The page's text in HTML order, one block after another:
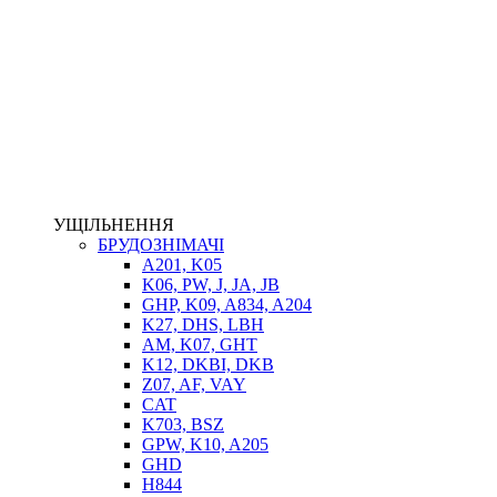
ВТУЛКИ
УЩІЛЬНЕННЯ
БРУДОЗНІМАЧІ
A201, K05
K06, PW, J, JA, JB
GHP, K09, A834, A204
K27, DHS, LBH
AM, K07, GHT
K12, DKBI, DKB
Z07, AF, VAY
CAT
K703, BSZ
GPW, K10, A205
GHD
H844